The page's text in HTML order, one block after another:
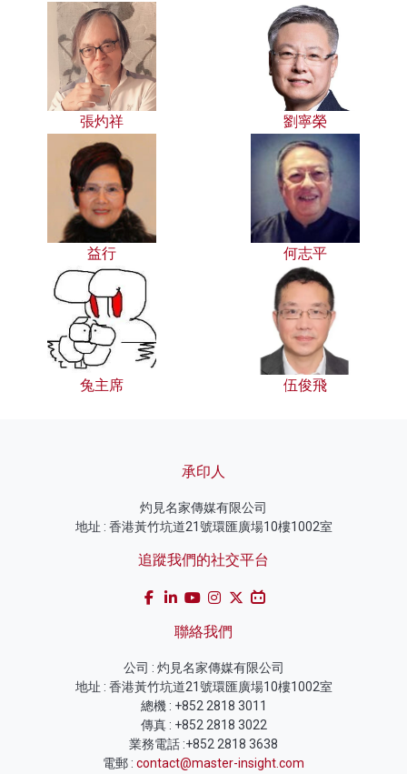
張灼祥 劉寧榮
益行 何志平
兔主席 伍俊飛
承印人
灼見名家傳媒有限公司
地址 : 香港黃竹坑道21號環匯廣場10樓1002室
追蹤我們的社交平台
聯絡我們
公司 : 灼見名家傳媒有限公司
地址 : 香港黃竹坑道21號環匯廣場10樓1002室
總機 : +852 2818 3011
傳真 : +852 2818 3022
業務電話 :+852 2818 3638
電郵 : contact@master-insight.com